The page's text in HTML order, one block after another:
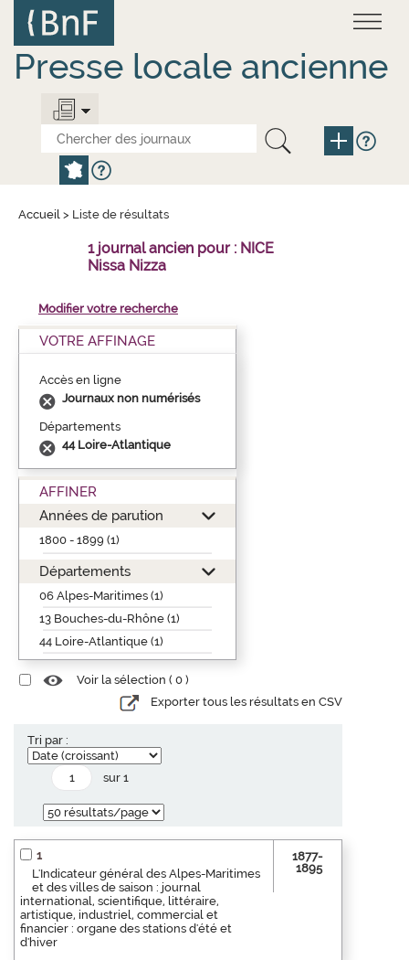
contenu
principal
Presse locale ancienne
Accueil > Liste de résultats
1 journal ancien pour : NICE
Nissa Nizza
Modifier votre recherche
VOTRE AFFINAGE
Accès en ligne
Journaux non numérisés
Départements
44 Loire-Atlantique
AFFINER
Années de parution
1800 - 1899 (1)
Départements
06 Alpes-Maritimes (1)
13 Bouches-du-Rhône (1)
44 Loire-Atlantique (1)
Voir la sélection ( 0 )
Exporter tous les résultats en CSV
Tri par :
sur 1
1
L'Indicateur général des Alpes-Maritimes
et des villes de saison : journal
international, scientifique, littéraire,
artistique, industriel, commercial et
financier : organe des stations d'été et
d'hiver
1877-
1895
Panneau de gestion des cookies